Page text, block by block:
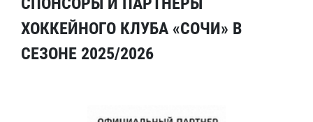
ХОККЕЙНОГО КЛУБА «СОЧИ» В
СЕЗОНЕ 2025/2026